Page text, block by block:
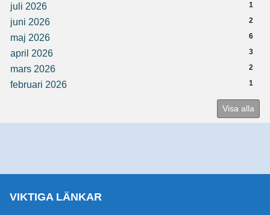
juli 2026 1
juni 2026 2
maj 2026 6
april 2026 3
mars 2026 2
februari 2026 1
Visa alla
VIKTIGA LÄNKAR